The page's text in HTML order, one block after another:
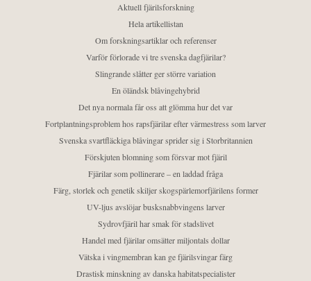
Aktuell fjärilsforskning
Hela artikellistan
Om forskningsartiklar och referenser
Varför förlorade vi tre svenska dagfjärilar?
Slingrande slåtter ger större variation
En öländsk blåvingehybrid
Det nya normala får oss att glömma hur det var
Fortplantningsproblem hos rapsfjärilar efter värmestress som larver
Svenska svartfläckiga blåvingar sprider sig i Storbritannien
Förskjuten blomning som försvar mot fjäril
Fjärilar som pollinerare – en laddad fråga
Färg, storlek och genetik skiljer skogspärlemorfjärilens former
UV-ljus avslöjar busksnabbvingens larver
Sydrovfjäril har smak för stadslivet
Handel med fjärilar omsätter miljontals dollar
Vätska i vingmembran kan ge fjärilsvingar färg
Drastisk minskning av danska habitatspecialister